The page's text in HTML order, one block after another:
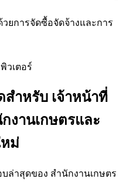
วยการจัดซื้อจัดจ้างและการ
วเตอร์
สำหรับ เจ้าหน้าที่
งานเกษตรและ
ม่
ล่าสุดของ สำนักงานเกษตร